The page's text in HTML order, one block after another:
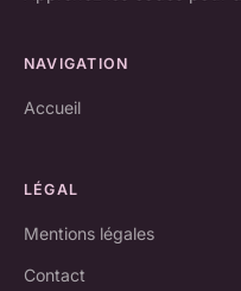
NAVIGATION
Accueil
LÉGAL
Mentions légales
Contact